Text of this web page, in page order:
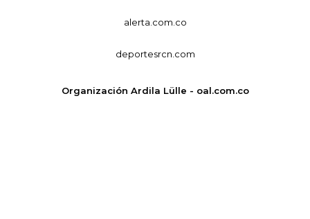
alerta.com.co
deportesrcn.com
Organización Ardila Lülle - oal.com.co